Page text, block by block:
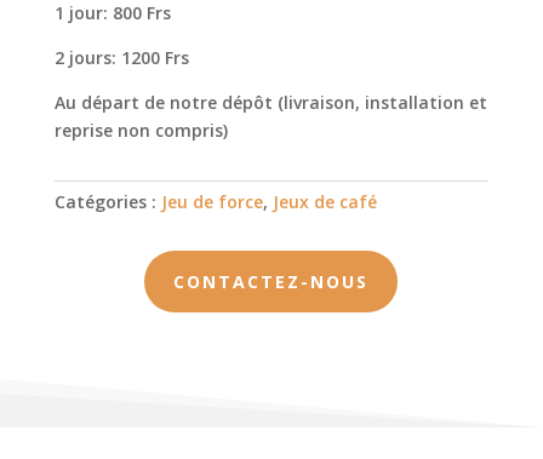
1 jour: 800 Frs
2 jours: 1200 Frs
Au départ de notre dépôt (livraison, installation et
reprise non compris)
Catégories : Jeu de force, Jeux de café
CONTACTEZ-NOUS